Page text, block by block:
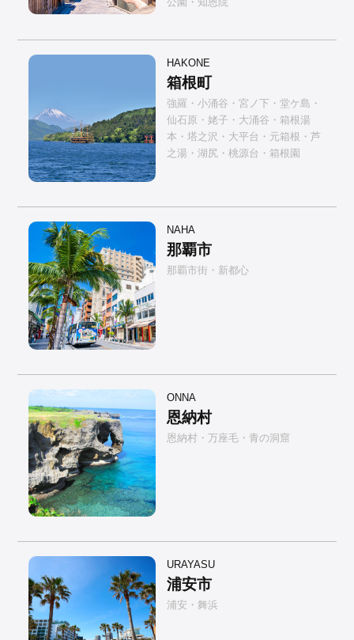
HAKONE
箱根町
強羅・小涌谷・宮ノ下・堂ケ島・
仙石原・姥子・大涌谷・箱根湯
本・塔之沢・大平台・元箱根・芦
之湯・湖尻・桃源台・箱根園
NAHA
那覇市
那覇市街・新都心
ONNA
恩納村
恩納村・万座毛・青の洞窟
URAYASU
浦安市
浦安・舞浜